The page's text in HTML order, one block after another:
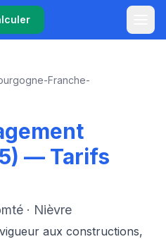
Franche-
— Tarifs
· Nièvre
aux constructions,